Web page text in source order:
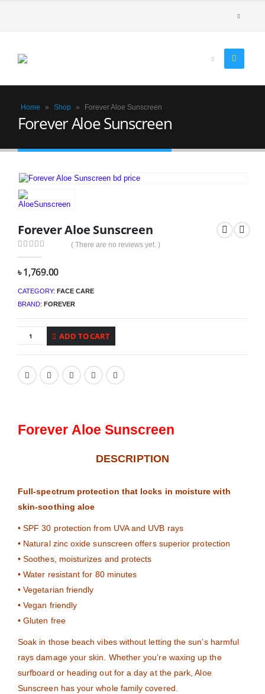
Home » Shop » Forever Aloe Sunscreen
Forever Aloe Sunscreen
Forever Aloe Sunscreen
0out of 5
( There are no reviews yet. )
৳1,769.00
CATEGORY: FACE CARE
BRAND: FOREVER
ADD TO CART
Forever Aloe Sunscreen
DESCRIPTION
Full-spectrum protection that locks in moisture with
skin-soothing aloe
• SPF 30 protection from UVA and UVB rays
• Natural zinc oxide sunscreen offers superior protection
• Soothes, moisturizes and protects
• Water resistant for 80 minutes
• Vegetarian friendly
• Vegan friendly
• Gluten free
Soak in those beach vibes without letting the sun’s harmful
rays damage your skin. Whether you’re waxing up the
surfboard or heading out for a day at the park, Aloe
Sunscreen has your whole family covered.